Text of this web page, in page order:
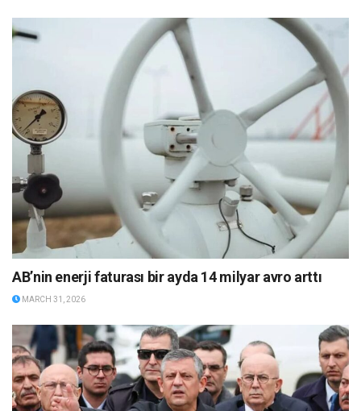
AB’nin enerji faturası bir ayda 14 milyar avro arttı
MARCH 31, 2026